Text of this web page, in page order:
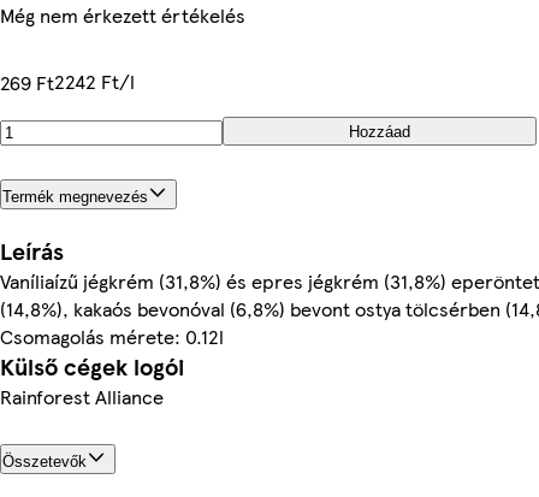
Még nem érkezett értékelés
269 Ft2242 Ft/l
Hozzáad
Termék megnevezés
Leírás
Vaníliaízű jégkrém (31,8%) és epres jégkrém (31,8%)
(14,8%), kakaós bevonóval (6,8%) bevont ostya tölcsérben
Csomagolás mérete: 0.12l
Külső cégek logói
Rainforest Alliance
Összetevők